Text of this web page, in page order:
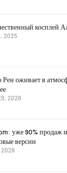
косплей
2025
Рен оживает в
2026
уже 90% продаж
версии
2026